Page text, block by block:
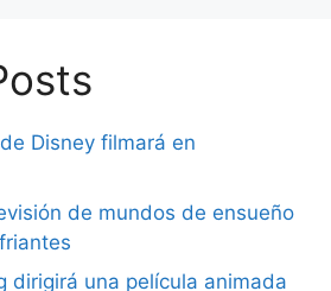
Disney filmará en
de mundos de ensueño
dirigirá una película animada